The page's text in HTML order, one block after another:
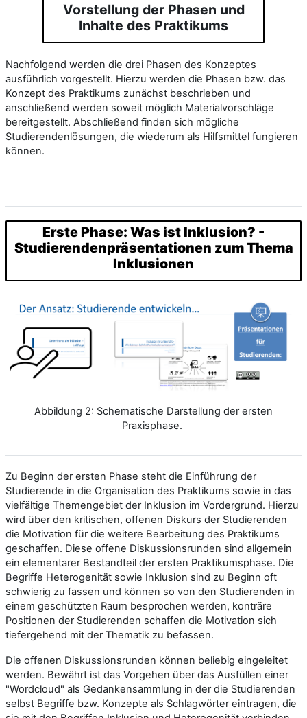
Vorstellung der Phasen und
Inhalte des Praktikums
Nachfolgend werden die drei Phasen des Konzeptes
ausführlich vorgestellt. Hierzu werden die Phasen bzw. das
Konzept des Praktikums zunächst beschrieben und
anschließend werden soweit möglich Materialvorschläge
bereitgestellt. Abschließend finden sich mögliche
Studierendenlösungen, die wiederum als Hilfsmittel fungieren
können.
Erste Phase: Was ist Inklusion? -
Studierendenpräsentationen zum Thema
Inklusionen
Abbildung 2: Schematische Darstellung der ersten
Praxisphase.
Zu Beginn der ersten Phase steht die Einführung der
Studierende in die Organisation des Praktikums sowie in das
vielfältige Themengebiet der Inklusion im Vordergrund. Hierzu
wird über den kritischen, offenen Diskurs der Studierenden
die Motivation für die weitere Bearbeitung des Praktikums
geschaffen. Diese offene Diskussionsrunden sind allgemein
ein elementarer Bestandteil der ersten Praktikumsphase. Die
Begriffe Heterogenität sowie Inklusion sind zu Beginn oft
schwierig zu fassen und können so von den Studierenden in
einem geschützten Raum besprochen werden, konträre
Positionen der Studierenden schaffen die Motivation sich
tiefergehend mit der Thematik zu befassen.
Die offenen Diskussionsrunden können beliebig eingeleitet
werden. Bewährt ist das Vorgehen über das Ausfüllen einer
"Wordcloud" als Gedankensammlung in der die Studierenden
selbst Begriffe bzw. Konzepte als Schlagwörter eintragen, die